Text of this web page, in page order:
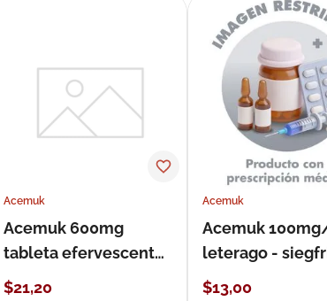
Acemuk
Acemuk 600mg
tableta efervescente
x 20
$21,20
Acemuk
Acemuk
leterago -
siegfried jarabe
$13,00
isdin
neumoflux